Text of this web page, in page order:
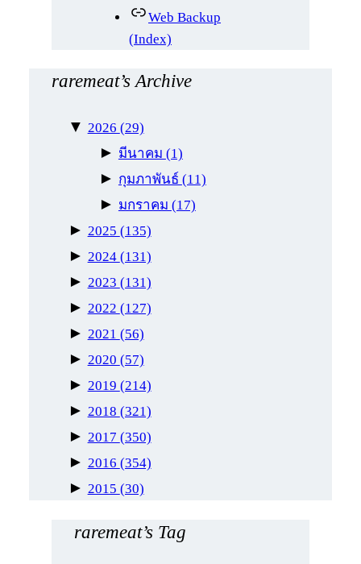
Web Backup
(Index)
raremeat’s Archive
▼ 2026 (29)
► มีนาคม (1)
► กุมภาพันธ์ (11)
► มกราคม (17)
► 2025 (135)
► 2024 (131)
► 2023 (131)
► 2022 (127)
► 2021 (56)
► 2020 (57)
► 2019 (214)
► 2018 (321)
► 2017 (350)
► 2016 (354)
► 2015 (30)
raremeat’s Tag